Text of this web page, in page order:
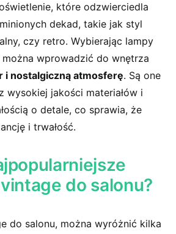
które odzwierciedla
dekad, takie jak styl
czy retro. ​Wybierając lampy
wprowadzić do wnętrza
i nostalgiczną atmosferę. Są‌ one
wysokiej jakości ‍materiałów i
o detale, co sprawia, że
i trwałość.
do salonu?
do salonu, można wyróżnić ⁣kilka